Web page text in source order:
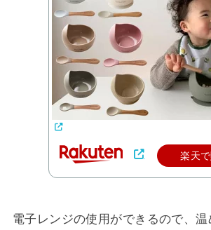
楽天
電子レンジの使用ができるので、